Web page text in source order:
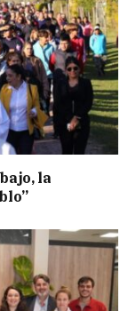
la